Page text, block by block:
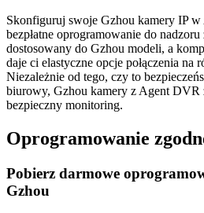
Skonfiguruj swoje Gzhou kamery IP
bezpłatne oprogramowanie do
dostosowany do Gzhou modeli, a
daje ci elastyczne opcje połączenia na
Niezależnie od tego, czy to
biurowy, Gzhou kamery z Agent DVR
bezpieczny monitoring.
Oprogramowanie
Pobierz darmowe
Gzhou